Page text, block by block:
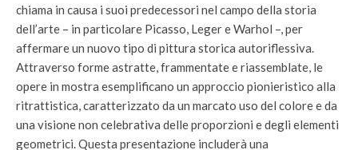
chiama in causa i suoi predecessori nel campo della storia
dell’arte – in particolare Picasso, Leger e Warhol –, per
affermare un nuovo tipo di pittura storica autoriflessiva.
Attraverso forme astratte, frammentate e riassemblate, le
opere in mostra esemplificano un approccio pionieristico alla
ritrattistica, caratterizzato da un marcato uso del colore e da
una visione non celebrativa delle proporzioni e degli elementi
geometrici. Questa presentazione includerà una